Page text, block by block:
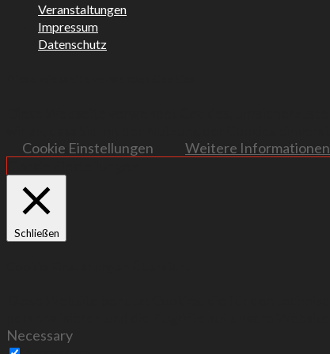
Veranstaltungen
Impressum
Datenschutz
Cookie Einstellungen
Weitere Informationen
Schließen
Necessary